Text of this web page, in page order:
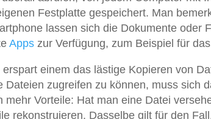
Festplatte gespeichert. Man
lassen sich die Dokumente oder
Apps zur Verfügung, zum Beispiel für das
erspart einem das lästige Kopieren von
Dateien zugreifen zu können, muss sich
mehr Vorteile: Hat man eine Datei
rekonstruieren. Dasselbe gilt für den